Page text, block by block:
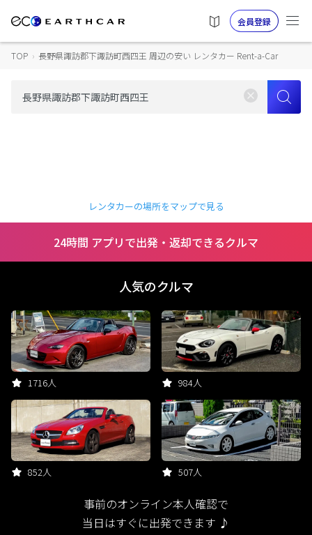
会員登録
TOP › 長野県諏訪郡下諏訪町西四王 周辺の安い レンタカー Rent-a-Car
レンタカーの場所をマップで見る
24時間 アプリで出発・返却できるクルマ
人気のクルマ
1716人 984人
852人 507人
事前のオンライン本人確認で
当日はすぐに出発できます ♪